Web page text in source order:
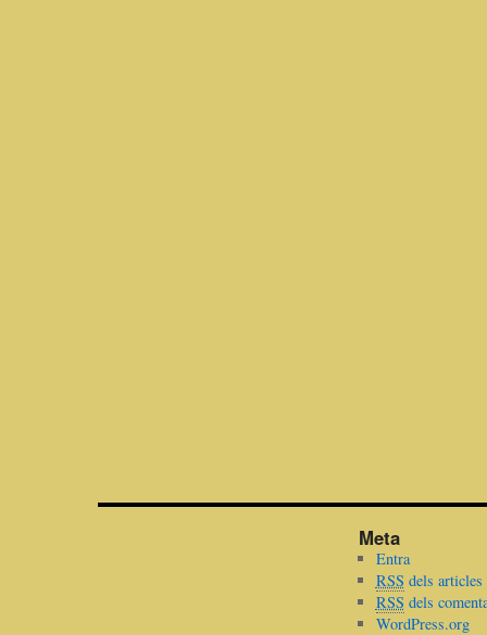
Meta
Entra
RSS dels articles
RSS dels
WordPress.org